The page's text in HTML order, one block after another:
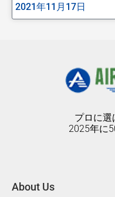
2021年11月17日
プロに選
2025年に
About Us